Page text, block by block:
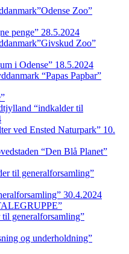
Zoo”
penge” 28.5.2024
Zoo”
i Odense” 18.5.2024
“Papas Papbar”
“indkalder til
ved Ensted Naturpark” 10.
“Den Blå Planet”
til generalforsamling”
30.4.2024
generalforsamling”
og underholdning”